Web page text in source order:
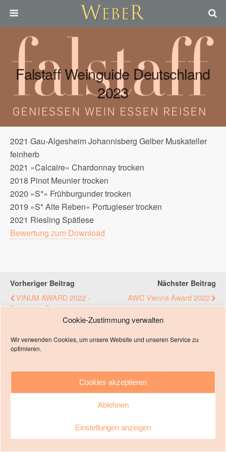
Cookie-Zustimmung verwalten
Wir verwenden Cookies, um unsere Website und unseren Service zu
optimieren.
Cookies akzeptieren
Ablehnen
Einstellungen anzeigen
Falstaff Weinguide Deutschland
2023
2021 Gau-Algesheim Johannisberg Gelber Muskateller
feinherb
2021 »Calcaire« Chardonnay trocken
2018 Pinot Meunier trocken
2020 »S*« Frühburgunder trocken
2019 »S* Alte Reben« Portugieser trocken
2021 Riesling Spätlese
Bewertung zum Download
Vorheriger Beitrag
VINUM AWARD 2022 -
Deutscher Rotweinpreis
Nächster Beitrag
AWC Vienna Award 2022
Mobil
Impressum